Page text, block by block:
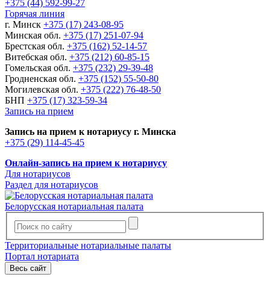
+375 (44) 592-99-27
Горячая линия
г. Минск +375 (17) 243-08-95
Минская обл. +375 (17) 251-07-94
Брестская обл. +375 (162) 52-14-57
Витебская обл. +375 (212) 60-85-15
Гомельская обл. +375 (232) 29-39-48
Гродненская обл. +375 (152) 55-50-80
Могилевская обл. +375 (222) 76-48-50
БНП +375 (17) 323-59-34
Запись на прием
Запись на прием к нотариусу г. Минска
+375 (29) 114-45-45
Онлайн-запись на прием к нотариусу
Для нотариусов
Раздел для нотариусов
Белорусская нотариальная палата
Территориальные нотариальные палаты
Портал нотариата
Весь сайт